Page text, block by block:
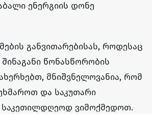
ენერგიის დონე
განვითარებისას, როდესაც
წონასწორობის
მნიშვნელოვანია, რომ
და საკუთარი
ვიმოქმედოთ.